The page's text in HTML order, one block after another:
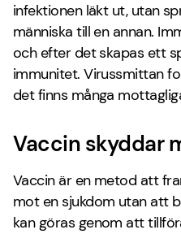
infektionen läkt ut, utan
människa till en annan.
och efter det skapas ett
immunitet. Virussmittan
det finns många
Vaccin skyddar
Vaccin är en metod att
mot en sjukdom utan att
kan göras genom att